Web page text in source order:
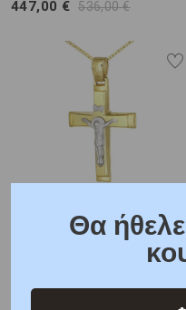
447,00 € 536,00 €
Θα